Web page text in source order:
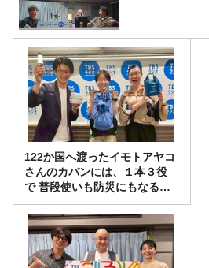
122か国へ渡ったイモトアヤコ
さんのカバンには、１本３役
で 普段使いも防災にもなる最
強の棒が入っていた！